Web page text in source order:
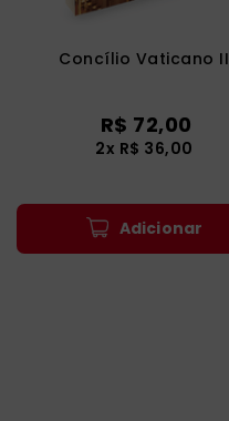
Concílio Vaticano II
R$ 72,00
2x R$ 36,00
Adicionar